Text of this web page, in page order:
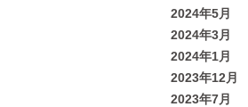
2024年5月
2024年3月
2024年1月
2023年12月
2023年7月